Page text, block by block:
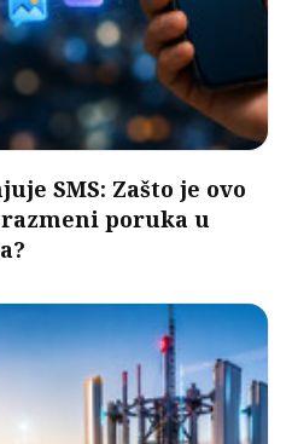
SMS: Zašto je ovo
poruka u